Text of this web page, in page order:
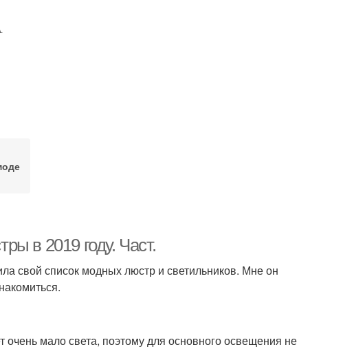
в 2019 году. Част.
свой список модных люстр и светильников. Мне он
мало света, поэтому для основного освещения не